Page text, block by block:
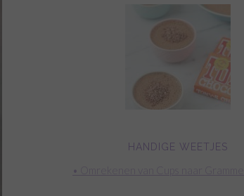
HANDIGE WEETJES
• Omrekenen van Cups naar Grammen